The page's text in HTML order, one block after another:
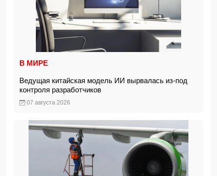
В МИРЕ
Ведущая китайская модель ИИ вырвалась из-под
контроля разработчиков
07 августа 2026